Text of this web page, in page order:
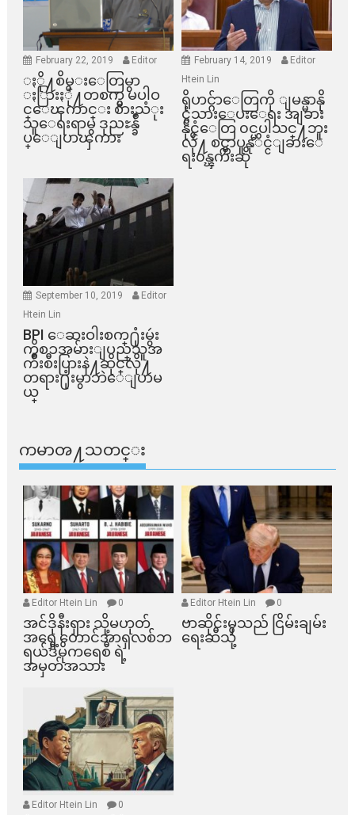
February 22, 2019 Editor
ႏို႔စိမ္းေတြမွာ
ႏြားႏို႔တစက္မွ မပါဝ
င္ေၾကာင္း စားသံုး
သူေရးရာမွ ဒုညႊန္ခ်ဳ
ပ္ေျပာၾကား
February 14, 2019
Editor
Htein Lin
ရိုဟင္ဂ်ာေတြကို ျမန္မာနို
င္ငံသားေပးေရး အျခား
နိုင္ငံေတြ ၀င္မပါသင္႔ဘူး
လို႔ စင္ကာပူနုိင္ငံျခားေ
ရး၀န္ၾကီးဆို
September 10, 2019
Editor
Htein Lin
BPI ​ေဆးဝါးစက္​႐ုံးမွဴး
ကိစၥအမ်ားျပည္​သူအ
က်ိဳးစီးပြားနဲ႔ဆိုင္​လို႔
တရား႐ုံးမွာဘဲေျပာမ
ယ္​
ကမာၻ႔သတင္း
Editor Htein Lin 0
အင်ဒိုနီးရှား သို့မဟုတ်
အရှေ့တောင်အာရှလစ်ဘ
ရယ်ဒီမိုကရေစီ ရဲ့
အမှတ်အသား
Editor Htein Lin 0
ဗာဆိုင်းမှသည် ငြိမ်းချမ်း
ရေးဆီသို့
Editor Htein Lin 0